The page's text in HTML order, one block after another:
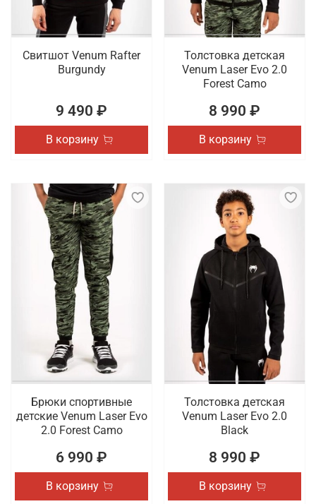
Свитшот Venum Rafter
Burgundy
9 490 ₽
В корзину
Толстовка детская
Venum Laser Evo 2.0
Forest Camo
8 990 ₽
В корзину
Брюки спортивные
детские Venum Laser Evo
2.0 Forest Camo
6 990 ₽
В корзину
Толстовка детская
Venum Laser Evo 2.0
Black
8 990 ₽
В корзину